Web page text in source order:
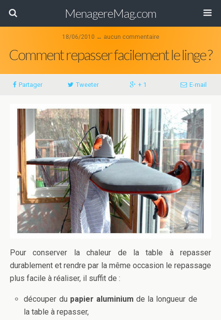
MenagereMag.com
18/06/2010 ↔ aucun commentaire
Comment repasser facilement le linge ?
Partager Tweeter + 1 E-mail
Pour conserver la chaleur de la table à repasser
durablement et rendre par la même occasion le repassage
plus facile à réaliser, il suffit de :
découper du papier aluminium de la longueur de
la table à repasser,